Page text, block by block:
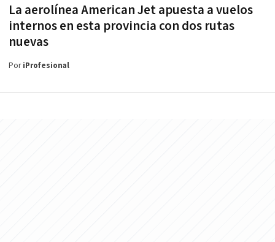
La aerolínea American Jet apuesta a vuelos
internos en esta provincia con dos rutas
nuevas
PoriProfesional